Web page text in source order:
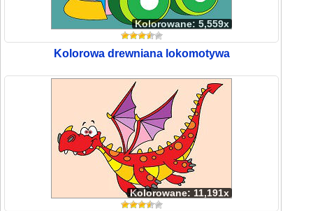
Kolorowane: 5,559x
Kolorowa drewniana lokomotywa
Kolorowane: 11,191x